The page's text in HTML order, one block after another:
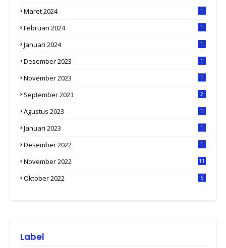
Maret 2024 1
Februari 2024 1
Januari 2024 1
Desember 2023 1
November 2023 1
September 2023 2
Agustus 2023 1
Januari 2023 1
Desember 2022 1
November 2022 11
Oktober 2022 6
Label